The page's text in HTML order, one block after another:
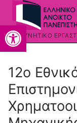
Ανοίξτε τη γραμμή
Μετάβαση
περιεχόμενο
ΕΡΕΥΝΗΤΙΚΌ
12ο